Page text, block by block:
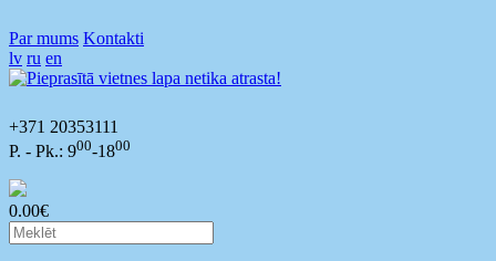
Par mums Kontakti
lv ru en
+371 20353111
P. - Pk.: 900-1800
0.00€